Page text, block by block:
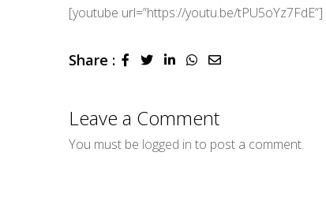
[youtube url=”https://youtu.be/tPU5oYz7FdE”]
Share : LinkedInWhatsapp
Share
Leave a Comment
You must be logged in to post a comment.